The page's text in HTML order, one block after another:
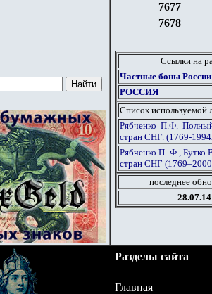
7677
7678
Ссылки на
Частные боны России
РОССИЯ
Список используемой
Рябченко П.Ф.
стран СНГ. (1769-
Рябченко П. Ф., Бутко
стран СНГ
последнее
28.07.14
Разделы сайта
Главная